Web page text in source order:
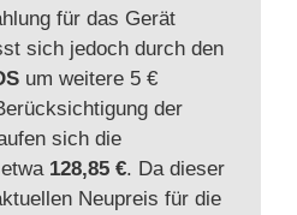
für das Gerät
sich jedoch durch den
um weitere 5 €
der
sich die
128,85 €. Da dieser
Neupreis für die